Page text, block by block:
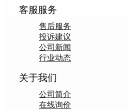
客服服务
售后服务
投诉建议
公司新闻
行业动态
关于我们
公司简介
在线询价